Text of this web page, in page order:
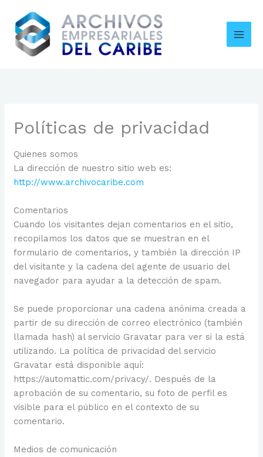
contenido
Políticas de privacidad
Quienes somos
La dirección de nuestro sitio web es:
http://www.archivocaribe.com
Comentarios
Cuando los visitantes dejan comentarios en el sitio,
recopilamos los datos que se muestran en el
formulario de comentarios, y también la dirección IP
del visitante y la cadena del agente de usuario del
navegador para ayudar a la detección de spam.
Se puede proporcionar una cadena anónima creada a
partir de su dirección de correo electrónico (también
llamada hash) al servicio Gravatar para ver si la está
utilizando. La política de privacidad del servicio
Gravatar está disponible aquí:
https://automattic.com/privacy/. Después de la
aprobación de su comentario, su foto de perfil es
visible para el público en el contexto de su
comentario.
Medios de comunicación